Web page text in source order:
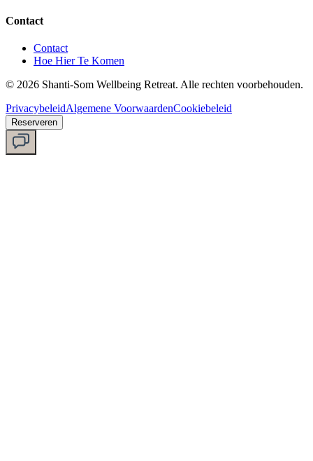
Contact
Contact
Hoe Hier Te Komen
© 2026 Shanti-Som Wellbeing Retreat. Alle rechten voorbehouden.
PrivacybeleidAlgemene VoorwaardenCookiebeleid
Reserveren